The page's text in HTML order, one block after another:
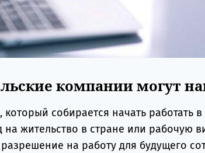
компании могут
который собирается начать работать
на жительство в стране или рабочую
на работу для будущего